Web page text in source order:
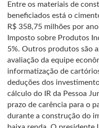
Entre os materiais de
beneficiados está o
R$ 358,75 milhões por
Imposto sobre Produtos
5%. Outros produtos são
avaliação da equipe
informatização de
deduções dos
cálculo do IR da Pessoa
prazo de carência para o
durante a construção do